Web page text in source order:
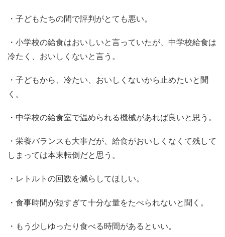
・子どもたちの間で評判がとても悪い。
・小学校の給食はおいしいと言っていたが、中学校給食は
冷たく、おいしくないと言う。
・子どもから、冷たい、おいしくないから止めたいと聞
く。
・中学校の給食室で温められる機械があれば良いと思う。
・栄養バランスも大事だが、給食がおいしくなくて残して
しまっては本末転倒だと思う。
・レトルトの回数を減らしてほしい。
・食事時間が短すぎて十分な量をたべられないと聞く。
・もう少しゆったり食べる時間があるといい。